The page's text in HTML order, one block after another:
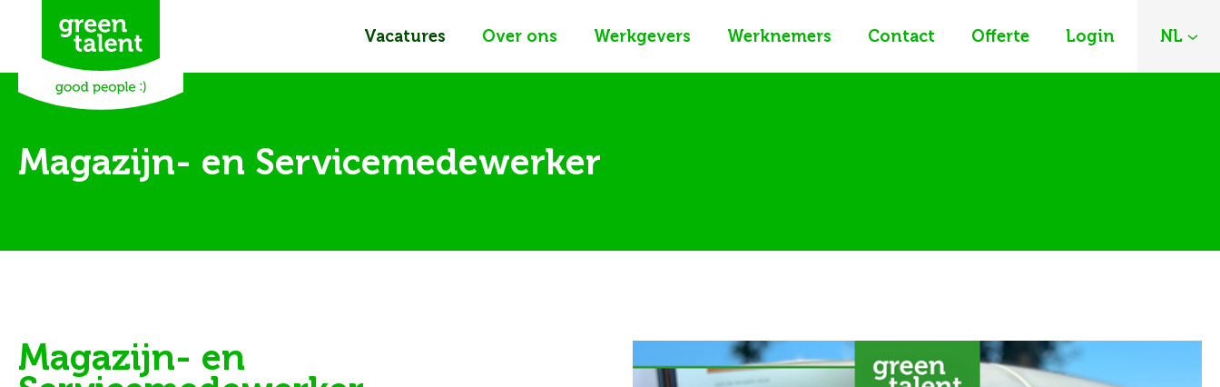
Vacatures Over ons Werkgevers Werknemers Contact Offerte Login NL
Magazijn- en Servicemedewerker
Magazijn- en